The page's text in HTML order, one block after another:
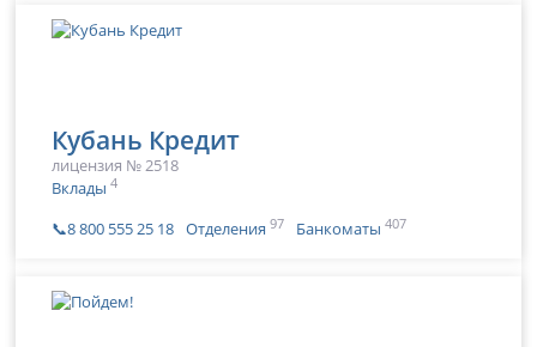
Кубань Кредит
лицензия № 2518
Вклады 4
📞8 800 555 25 18 Отделения 97 Банкоматы 407